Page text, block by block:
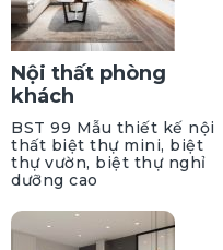
Nội thất phòng
khách
BST 99 Mẫu thiết kế nội
thất biệt thự mini, biệt
thự vườn, biệt thự nghỉ
dưỡng cao